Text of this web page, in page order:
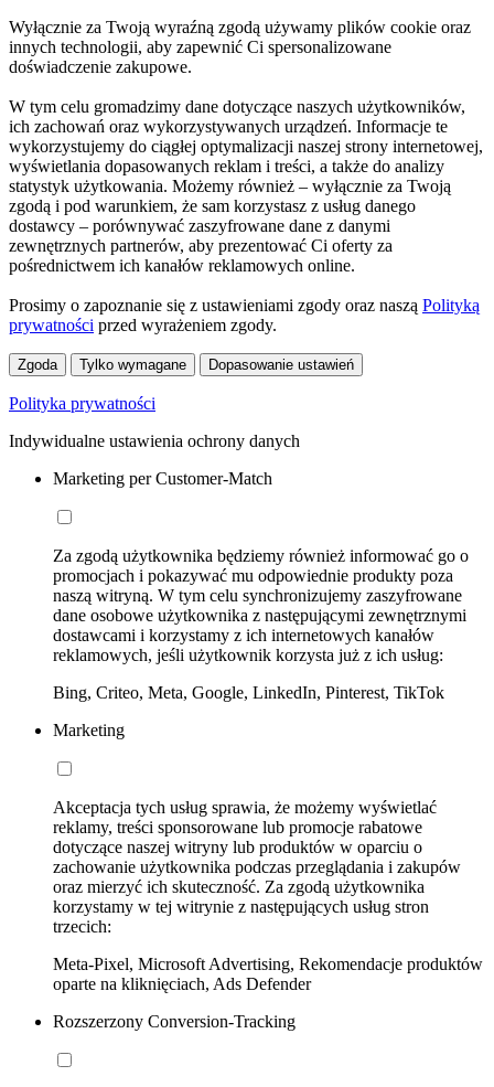
Wyłącznie za Twoją wyraźną zgodą używamy plików cookie oraz
innych technologii, aby zapewnić Ci spersonalizowane
doświadczenie zakupowe.
W tym celu gromadzimy dane dotyczące naszych użytkowników,
ich zachowań oraz wykorzystywanych urządzeń. Informacje te
wykorzystujemy do ciągłej optymalizacji naszej strony internetowej,
wyświetlania dopasowanych reklam i treści, a także do analizy
statystyk użytkowania. Możemy również – wyłącznie za Twoją
zgodą i pod warunkiem, że sam korzystasz z usług danego
dostawcy – porównywać zaszyfrowane dane z danymi
zewnętrznych partnerów, aby prezentować Ci oferty za
pośrednictwem ich kanałów reklamowych online.
Prosimy o zapoznanie się z ustawieniami zgody oraz naszą Polityką
prywatności przed wyrażeniem zgody.
Zgoda Tylko wymagane Dopasowanie ustawień
Polityka prywatności
Indywidualne ustawienia ochrony danych
Marketing per Customer-Match
Za zgodą użytkownika będziemy również informować go o
promocjach i pokazywać mu odpowiednie produkty poza
naszą witryną. W tym celu synchronizujemy zaszyfrowane
dane osobowe użytkownika z następującymi zewnętrznymi
dostawcami i korzystamy z ich internetowych kanałów
reklamowych, jeśli użytkownik korzysta już z ich usług:
Bing, Criteo, Meta, Google, LinkedIn, Pinterest, TikTok
Marketing
Akceptacja tych usług sprawia, że możemy wyświetlać
reklamy, treści sponsorowane lub promocje rabatowe
dotyczące naszej witryny lub produktów w oparciu o
zachowanie użytkownika podczas przeglądania i zakupów
oraz mierzyć ich skuteczność. Za zgodą użytkownika
korzystamy w tej witrynie z następujących usług stron
trzecich:
Meta-Pixel, Microsoft Advertising, Rekomendacje produktów
oparte na kliknięciach, Ads Defender
Rozszerzony Conversion-Tracking